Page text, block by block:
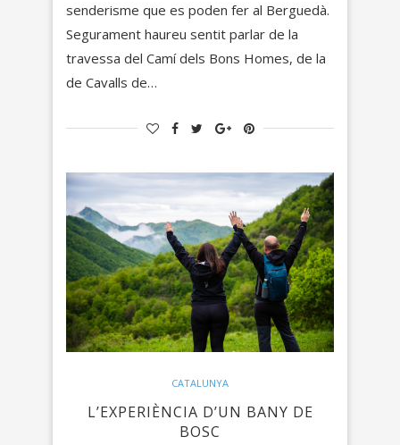
senderisme que es poden fer al Berguedà.
Segurament haureu sentit parlar de la
travessa del Camí dels Bons Homes, de la
de Cavalls de…
CATALUNYA
L’EXPERIÈNCIA D’UN BANY DE
BOSC